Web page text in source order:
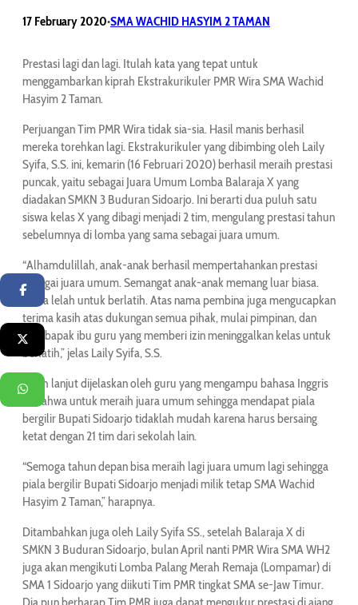
17 February 2020•SMA WACHID HASYIM 2 TAMAN
Prestasi lagi dan lagi. Itulah kata yang tepat untuk
menggambarkan kiprah Ekstrakurikuler PMR Wira SMA Wachid
Hasyim 2 Taman.
Perjuangan Tim PMR Wira tidak sia-sia. Hasil manis berhasil
mereka torehkan lagi. Ekstrakurikuler yang dibimbing oleh Laily
Syifa, S.S. ini, kemarin (16 Februari 2020) berhasil meraih prestasi
puncak, yaitu sebagai Juara Umum Lomba Balaraja X yang
diadakan SMKN 3 Buduran Sidoarjo. Ini berarti dua puluh satu
siswa kelas X yang dibagi menjadi 2 tim, mengulang prestasi tahun
sebelumnya di lomba yang sama sebagai juara umum.
“Alhamdulillah, anak-anak berhasil mempertahankan prestasi
sebagai juara umum. Semangat anak-anak memang luar biasa.
Tiada lelah untuk berlatih. Atas nama pembina juga mengucapkan
terima kasih atas dukungan semua pihak, mulai pimpinan, dan
juga bapak ibu guru yang memberi izin meninggalkan kelas untuk
berlatih,” jelas Laily Syifa, S.S.
Lebih lanjut dijelaskan oleh guru yang mengampu bahasa Inggris
ini bahwa untuk meraih juara umum sehingga mendapat piala
bergilir Bupati Sidoarjo tidaklah mudah karena harus bersaing
ketat dengan 21 tim dari sekolah lain.
“Semoga tahun depan bisa meraih lagi juara umum lagi sehingga
piala bergilir Bupati Sidoarjo menjadi milik tetap SMA Wachid
Hasyim 2 Taman,” harapnya.
Ditambahkan juga oleh Laily Syifa SS., setelah Balaraja X di
SMKN 3 Buduran Sidoarjo, bulan April nanti PMR Wira SMA WH2
juga akan mengikuti Lomba Palang Merah Remaja (Lompamar) di
SMA 1 Sidoarjo yang diikuti Tim PMR tingkat SMA se-Jaw Timur.
Facebook
Twitter
WhatsApp